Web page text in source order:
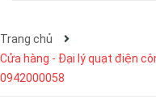
Trang chủ
Cửa hàng - Đại lý quạt điện
0942000058